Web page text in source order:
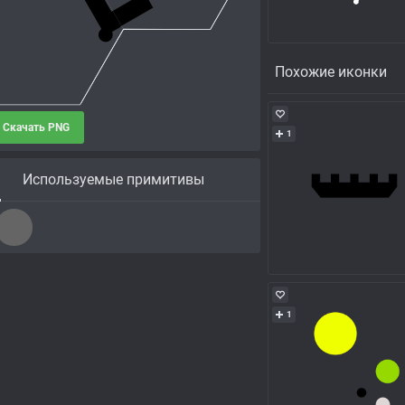
Скачать PNG
Используемые примитивы
Похожие иконки
1
1